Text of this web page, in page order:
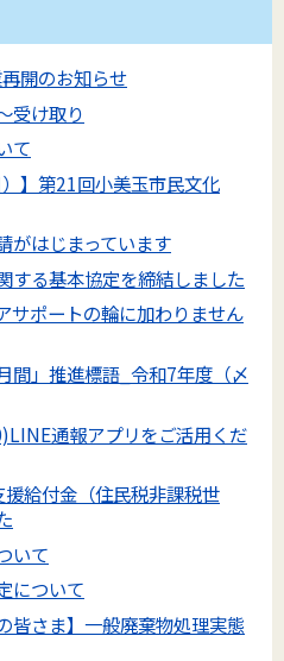
開のお知らせ
受け取り
て
】第21回小美玉市民文化
がはじまっています
する基本協定を締結しました
サポートの輪に加わりません
間」推進標語_令和7年度（〆
通報アプリをご活用くだ
給付金（住民税非課税世
いて
について
皆さま】一般廃棄物処理実態